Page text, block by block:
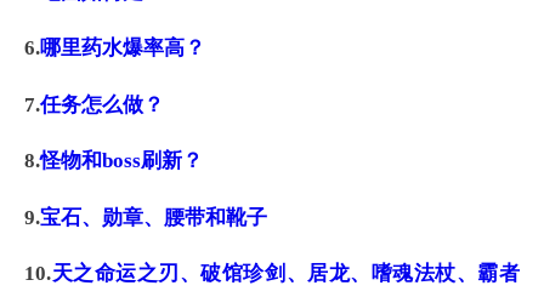
6.哪里药水爆率高？
7.任务怎么做？
8.怪物和boss刷新？
9.宝石、勋章、腰带和靴子
10.天之命运之刃、破馆珍剑、居龙、嗜魂法杖、霸者